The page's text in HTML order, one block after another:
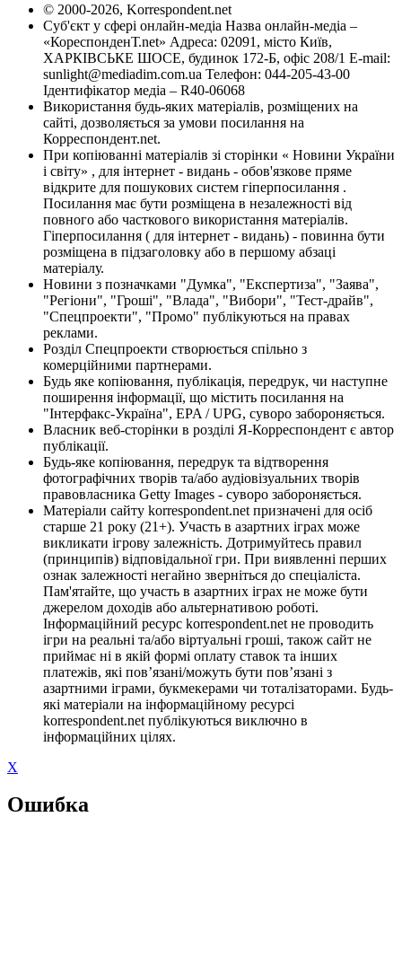
© 2000-2026, Korrespondent.net
Суб'єкт у сфері онлайн-медіа Назва онлайн-медіа –
«КореспонденТ.net» Адреса: 02091, місто Київ,
ХАРКІВСЬКЕ ШОСЕ, будинок 172-Б, офіс 208/1 E-mail:
sunlight@mediadim.com.ua Телефон: 044-205-43-00
Ідентифікатор медіа – R40-06068
Використання будь-яких матеріалів, розміщених на
сайті, дозволяється за умови посилання на
Корреспондент.net.
При копіюванні матеріалів зі сторінки « Новини України
і світу» , для інтернет - видань - обов'язкове пряме
відкрите для пошукових систем гіперпосилання .
Посилання має бути розміщена в незалежності від
повного або часткового використання матеріалів.
Гіперпосилання ( для інтернет - видань) - повинна бути
розміщена в підзаголовку або в першому абзаці
матеріалу.
Новини з позначками "Думка", "Експертиза", "Заява",
"Регіони", "Гроші", "Влада", "Вибори", "Тест-драйв",
"Спецпроекти", "Промо" публікуються на правах
реклами.
Розділ Спецпроекти створюється спільно з
комерційними партнерами.
Будь яке копіювання, публікація, передрук, чи наступне
поширення інформації, що містить посилання на
"Інтерфакс-Україна", EPA / UPG, суворо забороняється.
Власник веб-сторінки в розділі Я-Корреспондент є автор
публікації.
Будь-яке копіювання, передрук та відтворення
фотографічних творів та/або аудіовізуальних творів
правовласника Getty Images - суворо забороняється.
Матеріали сайту korrespondent.net призначені для осіб
старше 21 року (21+). Участь в азартних іграх може
викликати ігрову залежність. Дотримуйтесь правил
(принципів) відповідальної гри. При виявленні перших
ознак залежності негайно зверніться до спеціаліста.
Пам'ятайте, що участь в азартних іграх не може бути
джерелом доходів або альтернативою роботі.
Інформаційний ресурс korrespondent.net не проводить
ігри на реальні та/або віртуальні гроші, також сайт не
приймає ні в якій формі оплату ставок та інших
платежів, які пов’язані/можуть бути пов’язані з
азартними іграми, букмекерами чи тоталізаторами. Будь-
які матеріали на інформаційному ресурсі
korrespondent.net публікуються виключно в
інформаційних цілях.
X
Ошибка